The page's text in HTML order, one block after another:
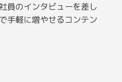
員のインタビューを差し
手軽に増やせるコンテン